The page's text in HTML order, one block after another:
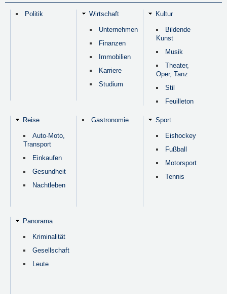
Politik Wirtschaft
Unternehmen
Finanzen
Immobilien
Karriere
Studium
Kultur
Bildende
Kunst
Musik
Theater,
Oper, Tanz
Stil
Feuilleton
Reise
Auto-Moto,
Transport
Einkaufen
Gesundheit
Nachtleben
Gastronomie Sport
Eishockey
Fußball
Motorsport
Tennis
Panorama
Kriminalität
Gesellschaft
Leute